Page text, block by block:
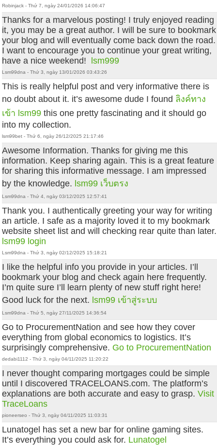
Robinjack - Thứ 7, ngày 24/01/2026 14:06:47
Thanks for a marvelous posting! I truly enjoyed reading
it, you may be a great author. I will be sure to bookmark
your blog and will eventually come back down the road.
I want to encourage you to continue your great writing,
have a nice weekend!
lsm999
Lsm99dna - Thứ 3, ngày 13/01/2026 03:43:26
This is really helpful post and very informative there is
no doubt about it. it’s awesome dude I found ลิงค์ทาง
เข้า lsm99 this one pretty fascinating and it should go
into my collection.
lsm99bet - Thứ 6, ngày 26/12/2025 21:17:46
Awesome Information. Thanks for giving me this
information. Keep sharing again. This is a great feature
for sharing this informative message. I am impressed
by the knowledge. lsm99 เว็บตรง
Lsm99dna - Thứ 4, ngày 03/12/2025 12:57:41
Thank you. I authentically greeting your way for writing
an article. I safe as a majority loved it to my bookmark
website sheet list and will checking rear quite than later.
lsm99 login
Lsm99dna - Thứ 3, ngày 02/12/2025 15:18:21
I like the helpful info you provide in your articles. I’ll
bookmark your blog and check again here frequently.
I’m quite sure I’ll learn plenty of new stuff right here!
Good luck for the next. lsm99 เข้าสู่ระบบ
Lsm99dna - Thứ 5, ngày 27/11/2025 14:36:54
Go to ProcurementNation and see how they cover
everything from global economics to logistics. It’s
surprisingly comprehensive. Go to ProcurementNation
dedabi1112 - Thứ 3, ngày 04/11/2025 11:20:22
I never thought comparing mortgages could be simple
until I discovered TRACELOANS.com. The platform’s
explanations are both accurate and easy to grasp.Visit
TraceLoans
pioneerseo - Thứ 3, ngày 04/11/2025 11:03:31
Lunatogel has set a new bar for online gaming sites.
It’s everything you could ask for. Lunatogel